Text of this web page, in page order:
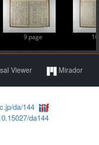
9 page
Viewer Mirador
da/144
da144